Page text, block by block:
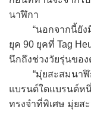
นาฬิกา
“นอกจากนี้ยังมี
ยุค 90 ยุคที่ Tag
นึกถึงช่วงวัยรุ่นของ
“มุ่ยสะสมนาฬิก
แบรนด์ใดแบรนด์หนึ่
ทรงจำที่พิเศษ มุ่ยส